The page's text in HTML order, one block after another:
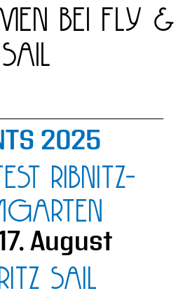
BEI fly &
sAIL
2025
RIBNITZ-
August
SAIL